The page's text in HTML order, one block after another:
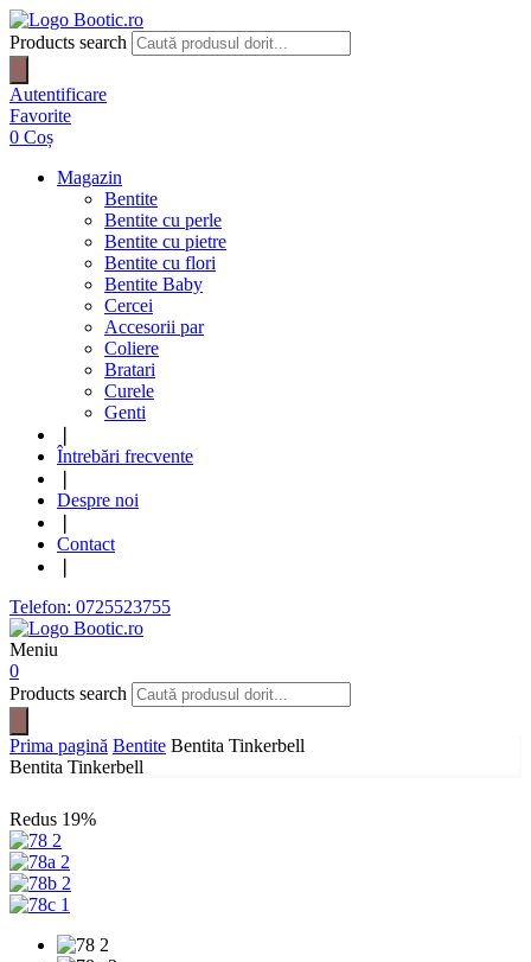
Products search
Autentificare
Favorite
0 Coș
Magazin
Bentite
Bentite cu perle
Bentite cu pietre
Bentite cu flori
Bentite Baby
Cercei
Accesorii par
Coliere
Bratari
Curele
Genti
Întrebări frecvente
Despre noi
Contact
Telefon: 0725523755
Meniu
0
Products search
Prima pagină Bentite Bentita Tinkerbell
Bentita Tinkerbell
Redus 19%